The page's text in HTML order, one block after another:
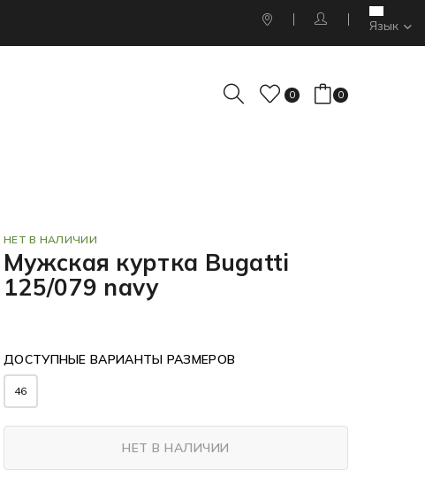
Язык
0 0
НЕТ В НАЛИЧИИ
Мужская куртка Bugatti
125/079 navy
ДОСТУПНЫЕ ВАРИАНТЫ РАЗМЕРОВ
46
НЕТ В НАЛИЧИИ